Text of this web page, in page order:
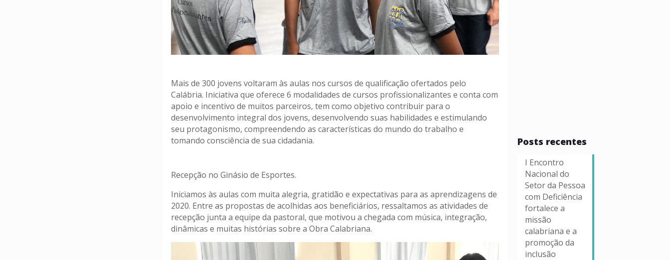
Mais de 300 jovens voltaram às aulas nos cursos de qualificação ofertados pelo
Calábria. Iniciativa que oferece 6 modalidades de cursos profissionalizantes e conta com
apoio e incentivo de muitos parceiros, tem como objetivo contribuir para o
desenvolvimento integral dos jovens, desenvolvendo suas habilidades e estimulando
seu protagonismo, compreendendo as características do mundo do trabalho e
tomando consciência de sua cidadania.
Recepção no Ginásio de Esportes.
Iniciamos às aulas com muita alegria, gratidão e expectativas para as aprendizagens de
2020. Entre as propostas de acolhidas aos beneficiários, ressaltamos as atividades de
recepção junta a equipe da pastoral, que motivou a chegada com música, integração,
dinâmicas e muitas histórias sobre a Obra Calabriana.
Posts recentes
I Encontro
Nacional do
Setor da Pessoa
com Deficiência
fortalece a
missão
calabriana e a
promoção da
inclusão